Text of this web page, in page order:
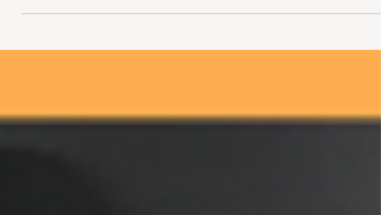
SALARIES, 1 an après le 1er BILAN CARBONE Il y a